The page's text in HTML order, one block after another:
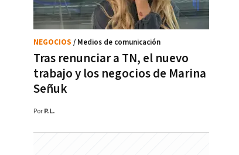
Tras renunciar a TN, el nuevo
trabajo y los negocios de Marina
Señuk
NEGOCIOS / Medios de comunicación
Por P.L.